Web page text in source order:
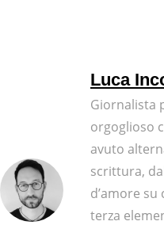
Luca
Giornalista
orgoglioso
avuto
scrittura,
d’amore
terza